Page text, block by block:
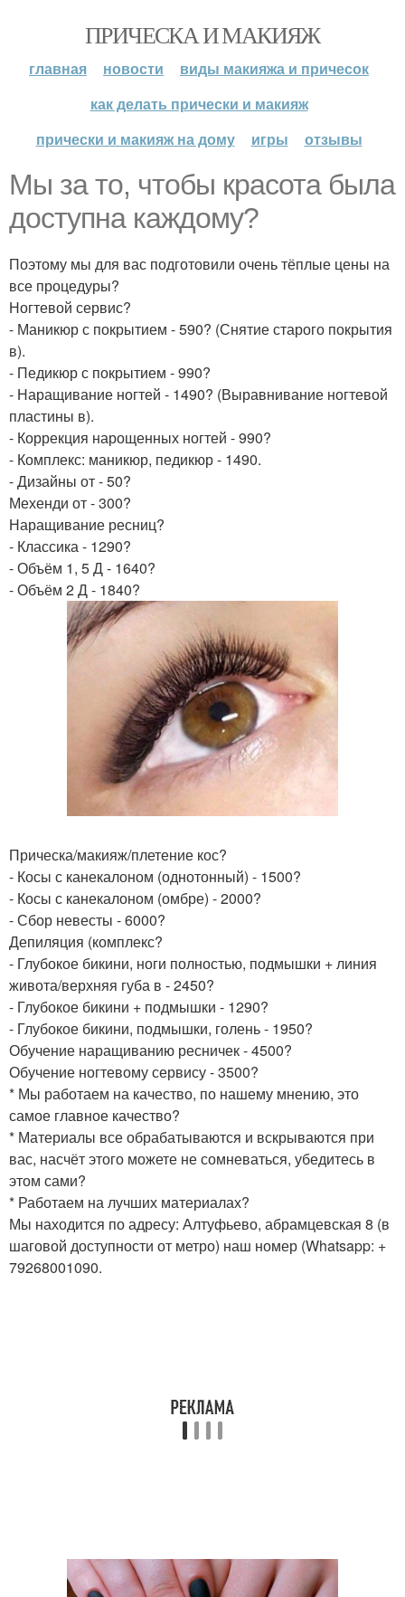
ПРИЧЕСКА И МАКИЯЖ
главная новости
виды макияжа и причесок
как делать прически и макияж
прически и макияж на дому
игры отзывы
Мы за то, чтобы красота была
доступна каждому?
Поэтому мы для вас подготовили очень тёплые цены на
все процедуры?
Ногтевой сервис?
- Маникюр с покрытием - 590? (Снятие старого покрытия
в).
- Педикюр с покрытием - 990?
- Наращивание ногтей - 1490? (Выравнивание ногтевой
пластины в).
- Коррекция нарощенных ногтей - 990?
- Комплекс: маникюр, педикюр - 1490.
- Дизайны от - 50?
Мехенди от - 300?
Наращивание ресниц?
- Классика - 1290?
- Объём 1, 5 Д - 1640?
- Объём 2 Д - 1840?
Прическа/макияж/плетение кос?
- Косы с канекалоном (однотонный) - 1500?
- Косы с канекалоном (омбре) - 2000?
- Сбор невесты - 6000?
Депиляция (комплекс?
- Глубокое бикини, ноги полностью, подмышки + линия
живота/верхняя губа в - 2450?
- Глубокое бикини + подмышки - 1290?
- Глубокое бикини, подмышки, голень - 1950?
Обучение наращиванию ресничек - 4500?
Обучение ногтевому сервису - 3500?
* Мы работаем на качество, по нашему мнению, это
самое главное качество?
* Материалы все обрабатываются и вскрываются при
вас, насчёт этого можете не сомневаться, убедитесь в
этом сами?
* Работаем на лучших материалах?
Мы находится по адресу: Алтуфьево, абрамцевская 8 (в
шаговой доступности от метро) наш номер (Whatsapp: +
79268001090.